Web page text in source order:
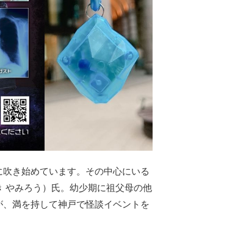
き始めています。その中心にいる
やみろう）氏。幼少期に祖父母の他
満を持して神戸で怪談イベントを